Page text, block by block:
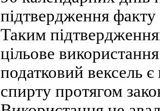
підтвердження
Таким
цільове
податковий вексель
спирту протягом